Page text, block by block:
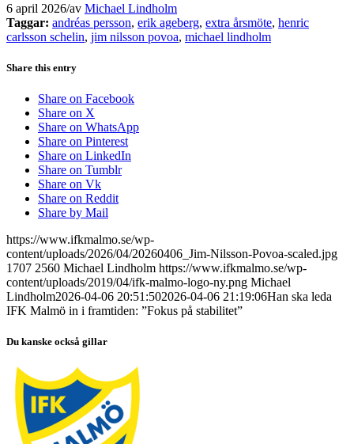
6 april 2026/av Michael Lindholm
Taggar: andréas persson, erik ageberg, extra årsmöte, henric
carlsson schelin, jim nilsson povoa, michael lindholm
Share this entry
Share on Facebook
Share on X
Share on WhatsApp
Share on Pinterest
Share on LinkedIn
Share on Tumblr
Share on Vk
Share on Reddit
Share by Mail
https://www.ifkmalmo.se/wp-
content/uploads/2026/04/20260406_Jim-Nilsson-Povoa-scaled.jpg
1707 2560 Michael Lindholm https://www.ifkmalmo.se/wp-
content/uploads/2019/04/ifk-malmo-logo-ny.png Michael
Lindholm2026-04-06 20:51:502026-04-06 21:19:06Han ska leda
IFK Malmö in i framtiden: ”Fokus på stabilitet”
Du kanske också gillar